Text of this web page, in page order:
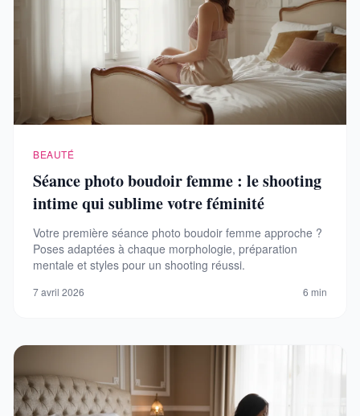
BEAUTÉ
Séance photo boudoir femme : le shooting
intime qui sublime votre féminité
Votre première séance photo boudoir femme approche ?
Poses adaptées à chaque morphologie, préparation
mentale et styles pour un shooting réussi.
7 avril 2026 6 min